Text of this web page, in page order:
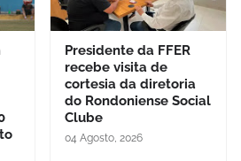
Presidente da FFER
recebe visita de
cortesia da diretoria
do Rondoniense Social
Clube
04 Agosto, 2026